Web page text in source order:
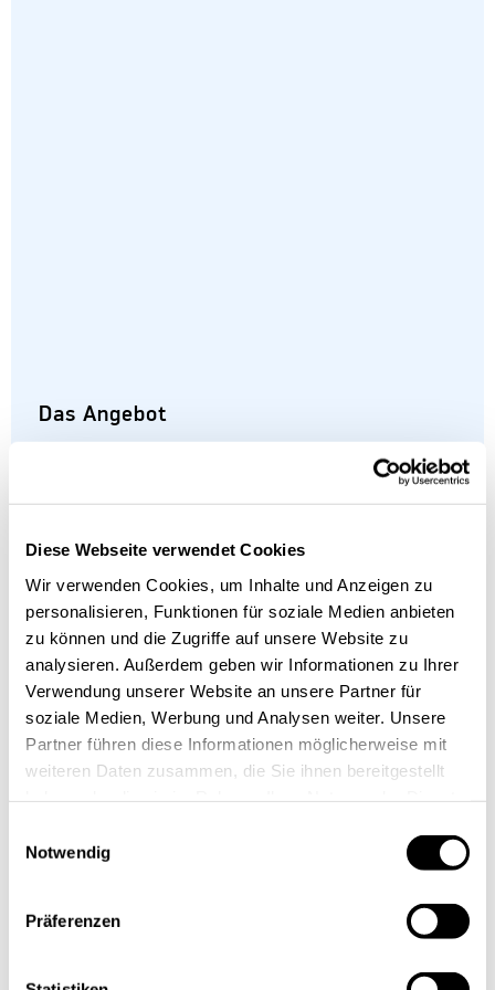
Diese Webseite verwendet Cookies
Wir verwenden Cookies, um Inhalte und Anzeigen zu
personalisieren, Funktionen für soziale Medien anbieten
zu können und die Zugriffe auf unsere Website zu
analysieren. Außerdem geben wir Informationen zu Ihrer
Verwendung unserer Website an unsere Partner für
soziale Medien, Werbung und Analysen weiter. Unsere
Partner führen diese Informationen möglicherweise mit
weiteren Daten zusammen, die Sie ihnen bereitgestellt
Notwendig
Präferenzen
Das Angebot
KISTERS bietet seinen B2B-Kunden Software,
Hardware und Ingenieurleistungen inklusive
Beratung aus einer Hand. Im Bereich „Software“ hat
Energiewirtschaft, Wasserwirtschaft,
Luftqualitätsüberwachung und für Umweltschutz &
Sicherheit sowie 2D/3D-Viewer im Portfolio. Mit
diesen branchenspezifischen Software-Lösungen,
die reine Daten in aussagekräftige Erkenntnisse
wandeln und datengetriebene
der Digitalisierung der Energiewirtschaft, dem
In den zweiten Geschäftsbereich „IT-Hardware“